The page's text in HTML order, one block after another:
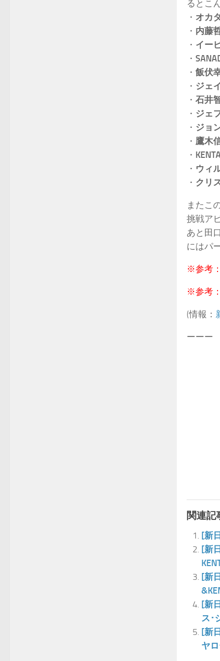
るとこ
・ オカ
・ 内藤
・ イー
・
・ 飯伏
・ ジェ
・ 石井
・ ジェ
・ ジョ
・ 鷹木
・
・ ウィ
・ クリ
またこ
挑戦ア
あと田
にはパ
※参考：
※参考：
(情報：
ーーー
関連記
[新
[新
[新
[新
ス･
[新
ヤロ